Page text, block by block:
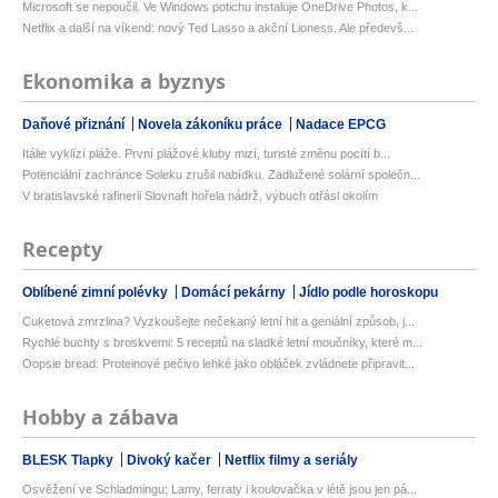
Microsoft se nepoučil. Ve Windows potichu instaluje OneDrive Photos, k...
Netflix a další na víkend: nový Ted Lasso a akční Lioness. Ale předevš...
Ekonomika a byznys
Daňové přiznání Novela zákoníku práce Nadace EPCG
Itálie vyklízí pláže. První plážové kluby mizí, turisté změnu pocítí b...
Potenciální zachránce Soleku zrušil nabídku. Zadlužené solární společn...
V bratislavské rafinerii Slovnaft hořela nádrž, výbuch otřásl okolím
Recepty
Oblíbené zimní polévky Domácí pekárny Jídlo podle horoskopu
Cuketová zmrzlina? Vyzkoušejte nečekaný letní hit a geniální způsob, j...
Rychlé buchty s broskvemi: 5 receptů na sladké letní moučníky, které m...
Oopsie bread: Proteinové pečivo lehké jako obláček zvládnete připravit...
Hobby a zábava
BLESK Tlapky Divoký kačer Netflix filmy a seriály
Osvěžení ve Schladmingu: Lamy, ferraty i koulovačka v létě jsou jen pá...